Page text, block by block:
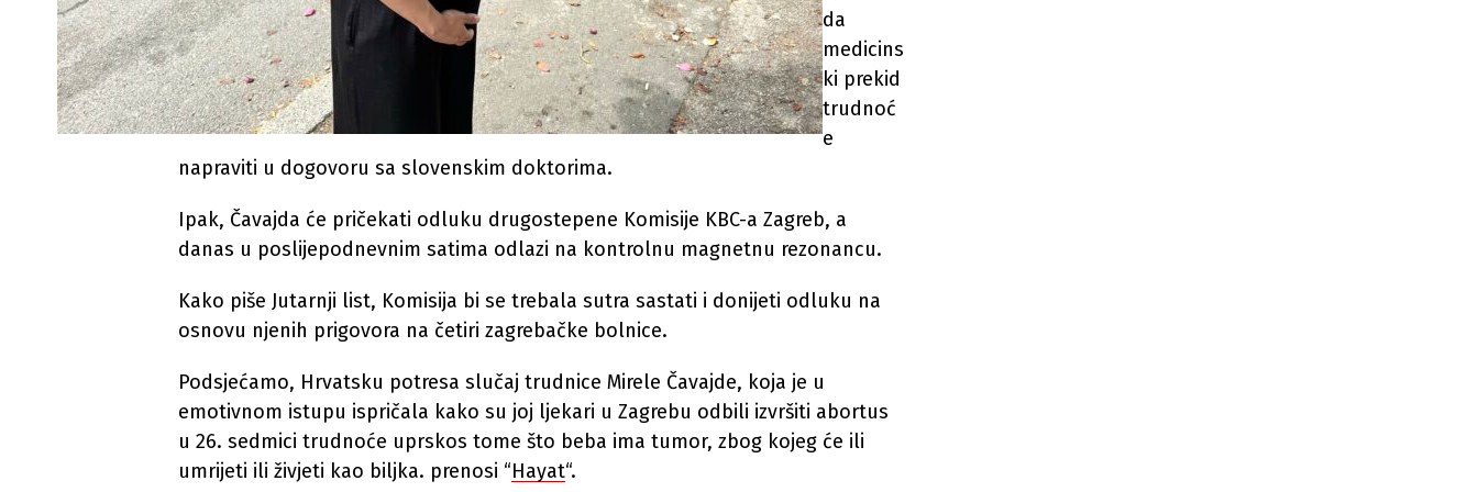
da
medicins
ki prekid
trudnoć
e
napraviti u dogovoru sa slovenskim doktorima.
Ipak, Čavajda će pričekati odluku drugostepene Komisije KBC-a Zagreb, a
danas u poslijepodnevnim satima odlazi na kontrolnu magnetnu rezonancu.
Kako piše Jutarnji list, Komisija bi se trebala sutra sastati i donijeti odluku na
osnovu njenih prigovora na četiri zagrebačke bolnice.
Podsjećamo, Hrvatsku potresa slučaj trudnice Mirele Čavajde, koja je u
emotivnom istupu ispričala kako su joj ljekari u Zagrebu odbili izvršiti abortus
u 26. sedmici trudnoće uprskos tome što beba ima tumor, zbog kojeg će ili
umrijeti ili živjeti kao biljka. prenosi “Hayat“.